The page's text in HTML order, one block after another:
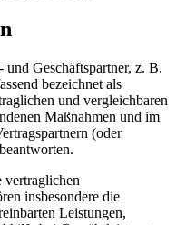
und Geschäftspartner, z. B.
bezeichnet als
und vergleichbaren
Maßnahmen und im
(oder
vertraglichen
insbesondere die
Leistungen,